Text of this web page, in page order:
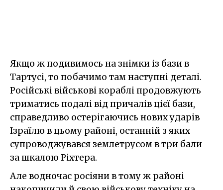
Якщо ж подивимось на знімки із бази в
Тартусі, то побачимо там наступні деталі.
Російські військові кораблі продовжують
триматись подалі від причалів цієї бази,
справедливо остерігаючись нових ударів
Ізраїлю в цьому районі, останній з яких
супроводжувався землетрусом в три бали
за шкалою Ріхтера.
Але водночас росіяни в тому ж районі